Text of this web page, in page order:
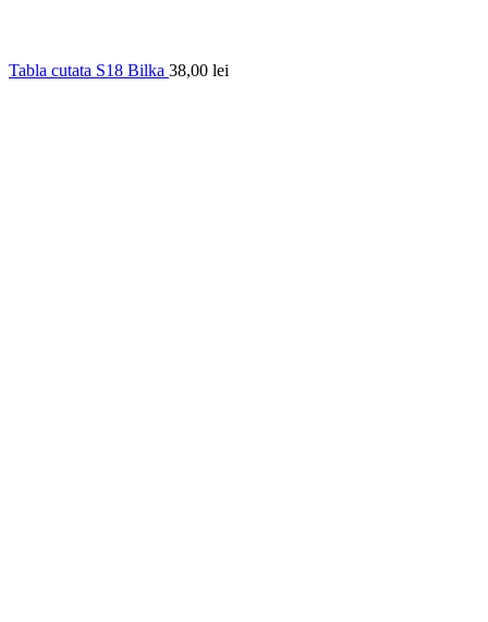
Tabla cutata S18 Bilka 38,00 lei